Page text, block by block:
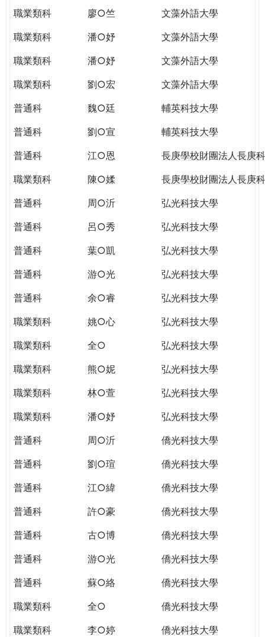
職業類科 廖○竺
文藻外語大學
職業類科
潘○妤
文藻外語大學
職業類科
潘○妤
文藻外語大學
職業類科
劉○宏
文藻外語大學
普通科
魏○廷
輔英科技大學
普通科
劉○宣
輔英科技大學
普通科
江○恩
長庚學校財團法人長庚
職業類科
陳○媃
長庚學校財團法人長庚
普通科
周○沂
弘光科技大學
普通科
呂○秀
弘光科技大學
普通科
葉○凱
弘光科技大學
普通科
游○光
弘光科技大學
普通科
余○睿
弘光科技大學
職業類科
姚○心
弘光科技大學
職業類科
全○
弘光科技大學
職業類科
熊○妮
弘光科技大學
職業類科
林○萱
弘光科技大學
職業類科
潘○妤
弘光科技大學
普通科
周○沂
僑光科技大學
普通科
劉○瑄
僑光科技大學
普通科
江○緯
僑光科技大學
普通科
許○豪
僑光科技大學
普通科
古○博
僑光科技大學
普通科
游○光
僑光科技大學
普通科
蘇○絡
僑光科技大學
職業類科
全○
僑光科技大學
職業類科
李○婷
僑光科技大學